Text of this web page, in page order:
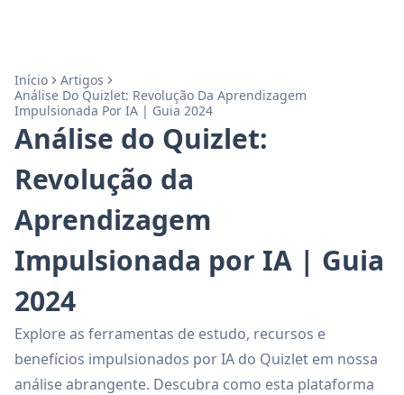
Início
Artigos
Análise Do Quizlet: Revolução Da Aprendizagem
Impulsionada Por IA | Guia 2024
Análise do Quizlet:
Revolução da
Aprendizagem
Impulsionada por IA | Guia
2024
Explore as ferramentas de estudo, recursos e
benefícios impulsionados por IA do Quizlet em nossa
análise abrangente. Descubra como esta plataforma